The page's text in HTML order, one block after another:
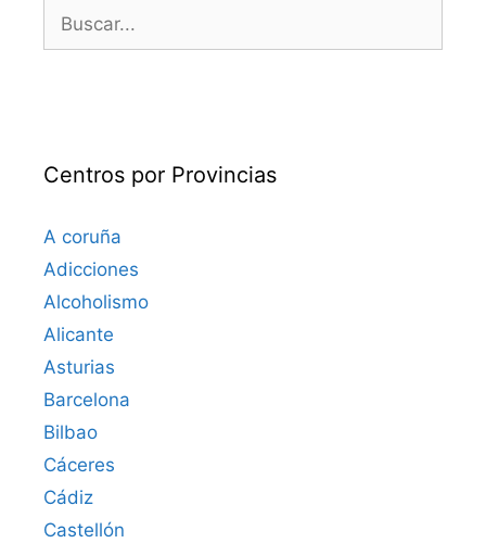
Buscar:
Centros por Provincias
A coruña
Adicciones
Alcoholismo
Alicante
Asturias
Barcelona
Bilbao
Cáceres‎
Cádiz
Castellón